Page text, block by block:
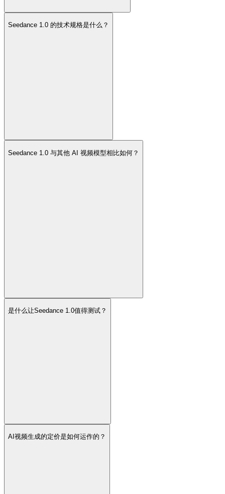
Seedance 1.0 的技术规格是什么？
Seedance 1.0 与其他 AI 视频模型相比如何？
是什么让Seedance 1.0值得测试？
AI视频生成的定价是如何运作的？